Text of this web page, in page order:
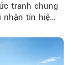
tranh chung
nhận tín hiệu